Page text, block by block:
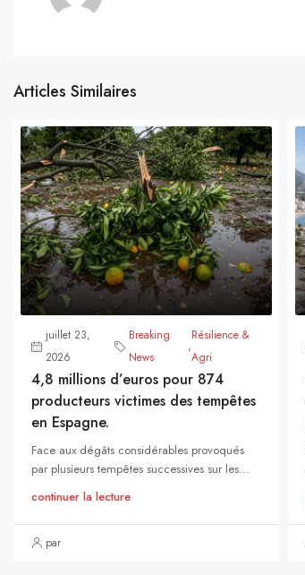
Articles Similaires
juillet 23,
2026
Breaking
News
,
Résilience &
Agri
4,8 millions d’euros pour 874
producteurs victimes des tempêtes
en Espagne.
Face aux dégâts considérables provoqués
par plusieurs tempêtes successives sur les...
continuer la lecture
par